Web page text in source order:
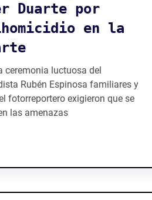
Duarte por
en la
ceremonia luctuosa del
Rubén Espinosa familiares y
fotorreportero exigieron que se
las amenazas